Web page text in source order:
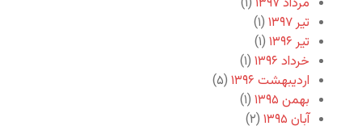
تیر ۱۳۹۷
(۱)
تیر ۱۳۹۶
(۱)
خرداد ۱۳۹۶
(۱)
اردیبهشت ۱۳۹۶
(۵)
بهمن ۱۳۹۵
(۱)
آبان ۱۳۹۵
(۲)